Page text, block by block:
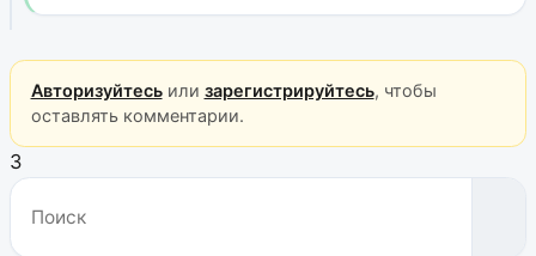
Авторизуйтесьили зарегистрируйтесь, чтобы
оставлять комментарии.
3